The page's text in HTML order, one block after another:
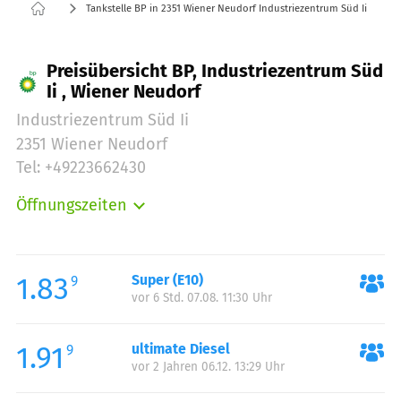
Tankstelle BP in 2351 Wiener Neudorf Industriezentrum Süd Ii
Preisübersicht BP, Industriezentrum Süd
Ii , Wiener Neudorf
Industriezentrum Süd Ii
2351 Wiener Neudorf
Tel: +49223662430
Öffnungszeiten
Mittwoch:
00:00-23:59
Donnerstag:
Samstag:
06:00-22:00
Sonntag:
1.83 9 Super (E10)
vor 6 Std. 07.08. 11:30 Uhr
1.91 9 ultimate Diesel
vor 2 Jahren 06.12. 13:29 Uhr